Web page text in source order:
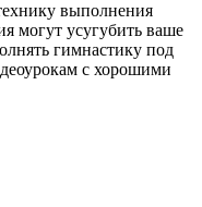
выполнения
могут усугубить ваше
гимнастику под
с хорошими